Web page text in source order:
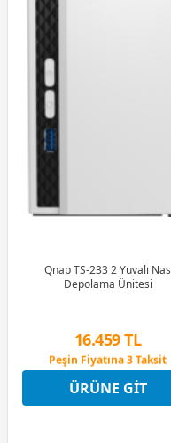
Qnap TS-233 2 Yuvalı Nas
Depolama Ünitesi
16.459 TL
Peşin Fiyatına 3 Taksit
12 Ay x 1.936 TL taksitle
Peşin Fiyatına 3 Taksit
ÜRÜNE GIT